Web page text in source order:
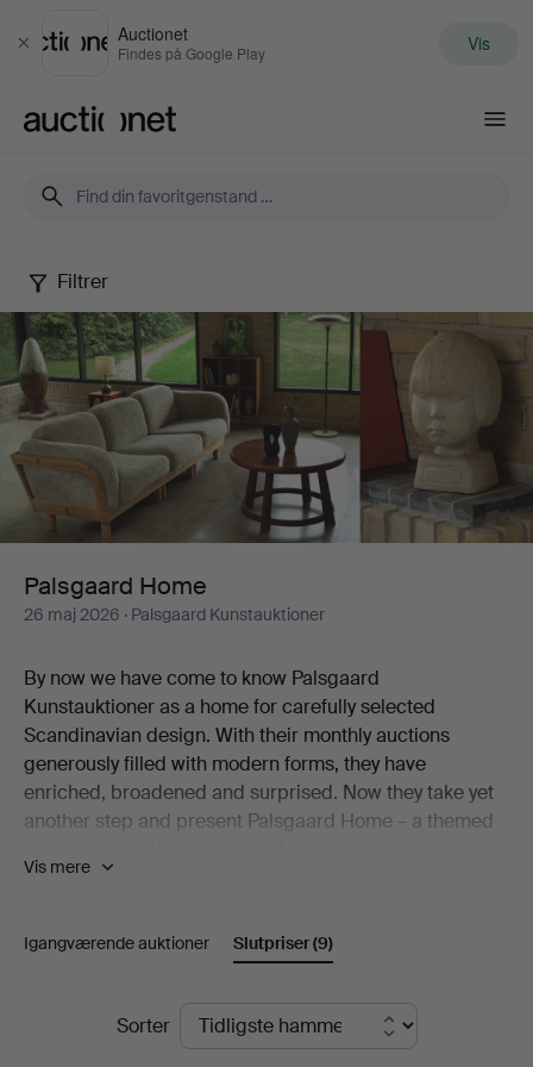
Luk
Auctionet
Findes på Google Play Vis
Palsgaard
Home
Filtrer
Palsgaard Home
26 maj 2026 · Palsgaard Kunstauktioner
By now we have come to know Palsgaard
Kunstauktioner as a home for carefully selected
Scandinavian design. With their monthly auctions
generously filled with modern forms, they have
enriched, broadened and surprised. Now they take yet
another step and present Palsgaard Home – a themed
decorated home created exclusively with items from the
"We imagine a Palsgaard Home as a space styled in the
of undeniable quality and objects with character. A
home that feels collected rather than decorated."
Vis mere
Igangværende auktioner Slutpriser(9)
SlutpriserSorter